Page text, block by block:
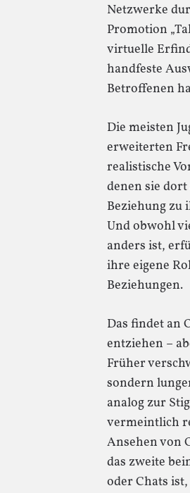
Netzwerke
Promotion
virtuelle
handfeste
Betroffenen
Die meisten
erweiterten
realistische
denen sie dort
Beziehung zu
Und obwohl
anders ist,
ihre eigene
Beziehungen.
Das findet an
entziehen –
Früher
sondern
analog zur
vermeintlich
Ansehen von
das zweite
oder Chats